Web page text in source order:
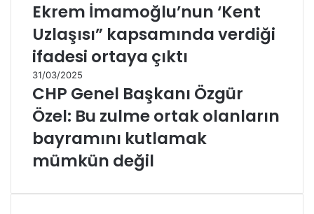
Ekrem İmamoğlu’nun ‘Kent
Uzlaşısı” kapsamında verdiği
ifadesi ortaya çıktı
31/03/2025
CHP Genel Başkanı Özgür
Özel: Bu zulme ortak olanların
bayramını kutlamak
mümkün değil